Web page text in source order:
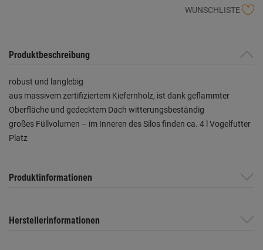
WUNSCHLISTE
Produktbeschreibung
robust und langlebig
aus massivem zertifiziertem Kiefernholz, ist dank geflammter
Oberfläche und gedecktem Dach witterungsbeständig
großes Füllvolumen – im Inneren des Silos finden ca. 4 l Vogelfutter
Platz
Produktinformationen
Herstellerinformationen